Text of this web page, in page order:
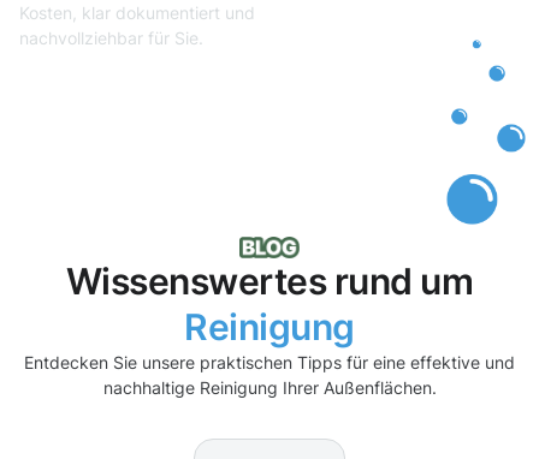
Kosten, klar dokumentiert und
nachvollziehbar für Sie.
Wissenswertes rund um
Reinigung
Entdecken Sie unsere praktischen Tipps für eine effektive und
nachhaltige Reinigung Ihrer Außenflächen.